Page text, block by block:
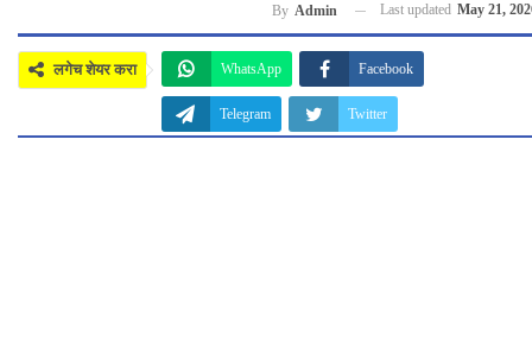
By Admin Last updated May 21,
लगेच शेयर करा WhatsApp Facebook
Telegram Twitter